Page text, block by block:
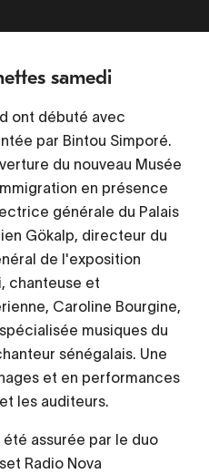
samedi
ont débuté avec
par Bintou Simporé.
du nouveau Musée
en présence
générale du Palais
Gökalp, directeur du
de l'exposition
chanteuse et
Caroline Bourgine,
musiques du
sénégalais. Une
et en performances
les auditeurs.
assurée par le duo
Radio Nova